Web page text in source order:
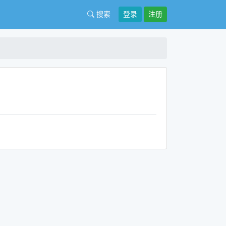
搜索 登录 注册